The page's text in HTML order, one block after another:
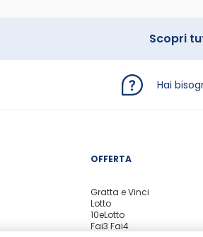
Scopri
Hai
OFFERTA
Gratta e Vinci
Lotto
10eLotto
Fai3 Fai4